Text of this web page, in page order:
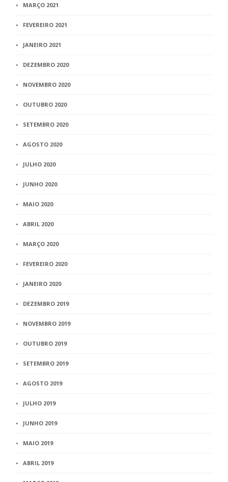
MARÇO 2021
FEVEREIRO 2021
JANEIRO 2021
DEZEMBRO 2020
NOVEMBRO 2020
OUTUBRO 2020
SETEMBRO 2020
AGOSTO 2020
JULHO 2020
JUNHO 2020
MAIO 2020
ABRIL 2020
MARÇO 2020
FEVEREIRO 2020
JANEIRO 2020
DEZEMBRO 2019
NOVEMBRO 2019
OUTUBRO 2019
SETEMBRO 2019
AGOSTO 2019
JULHO 2019
JUNHO 2019
MAIO 2019
ABRIL 2019